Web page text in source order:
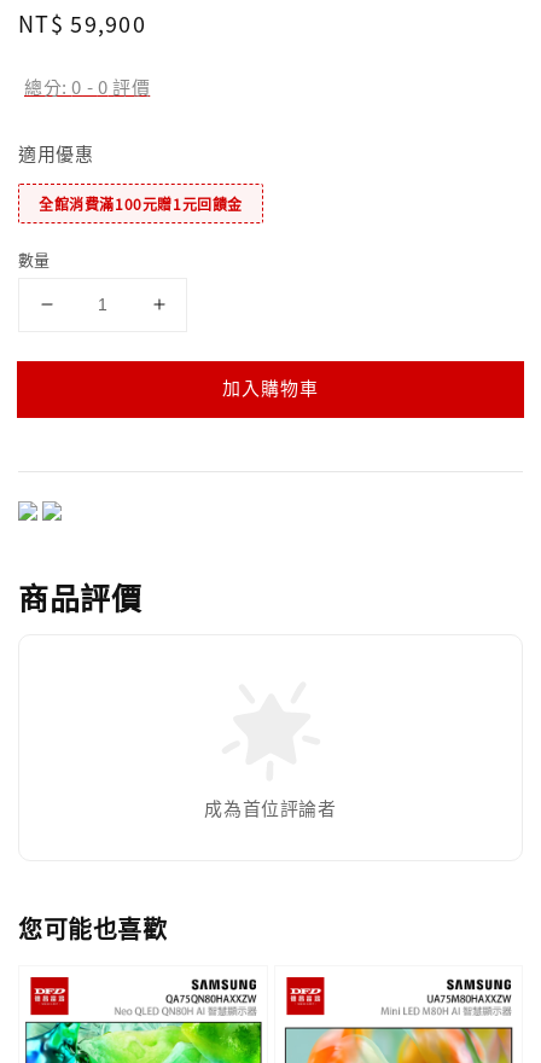
Regular
NT$ 59,900
總分:0 -0評價
適用優惠
全館消費滿100元贈1元回饋金
數量
加入購物車
商品評價
成為首位評論者
您可能也喜歡